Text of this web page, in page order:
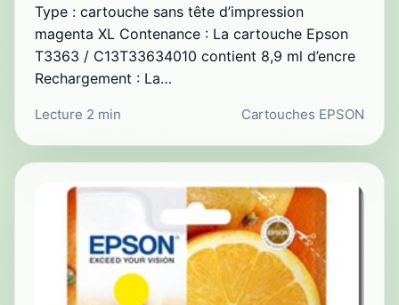
Type : cartouche sans tête d’impression
magenta XL Contenance : La cartouche Epson
T3363 / C13T33634010 contient 8,9 ml d’encre
Rechargement : La…
Lecture 2 min Cartouches EPSON